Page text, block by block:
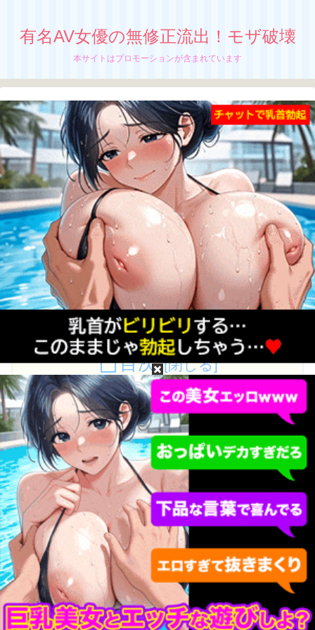
有名AV女優の無修正流出！モザ破壊
本サイトはプロモーションが含まれています
【東雲つばき】無修正流出！モザイク破
壊！ 現役ショーモデルを美味しく召し上
がれ
ちぬう
現役バリバリのショーモデル、
東雲つばきの無修正動画が流出中か！？
さっちん
「東雲つばき」の無修正動画の流出が止まん
ねーぜ！
目次
東雲つばきって誰？東雲つばきのプロフィール
東雲つばきの無修正動画・モザイク破壊は無料で
流出してるか？
東雲つばきの［広告なし・高画質・高精細］無修
正・モザイク破壊流出動画が見たい！
東雲つばきって誰？東雲つばきのプロフ